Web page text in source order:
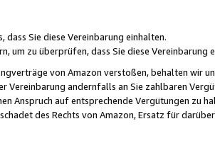
Sie diese Vereinbarung einhalten.
um zu überprüfen, dass Sie diese Vereinbarung
von Amazon verstoßen, behalten wir
Vereinbarung andernfalls an Sie zahlbaren
Anspruch auf entsprechende Vergütungen zu
des Rechts von Amazon, Ersatz für